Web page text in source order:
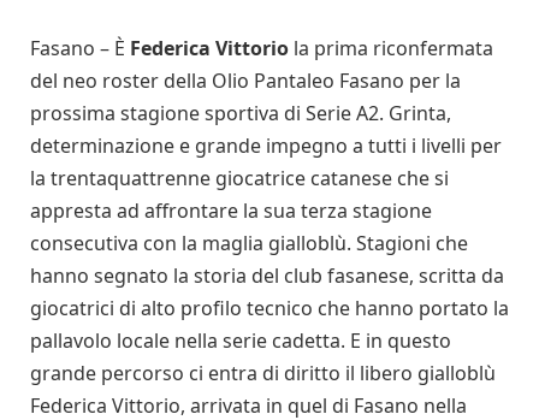
Fasano – È Federica Vittorio la prima riconfermata
del neo roster della Olio Pantaleo Fasano per la
prossima stagione sportiva di Serie A2. Grinta,
determinazione e grande impegno a tutti i livelli per
la trentaquattrenne giocatrice catanese che si
appresta ad affrontare la sua terza stagione
consecutiva con la maglia gialloblù. Stagioni che
hanno segnato la storia del club fasanese, scritta da
giocatrici di alto profilo tecnico che hanno portato la
pallavolo locale nella serie cadetta. E in questo
grande percorso ci entra di diritto il libero gialloblù
Federica Vittorio, arrivata in quel di Fasano nella